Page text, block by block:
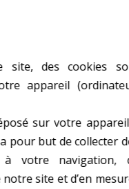
site, des cookies
appareil
sur votre
pour but de collecter
à votre navigation,
site et d’en